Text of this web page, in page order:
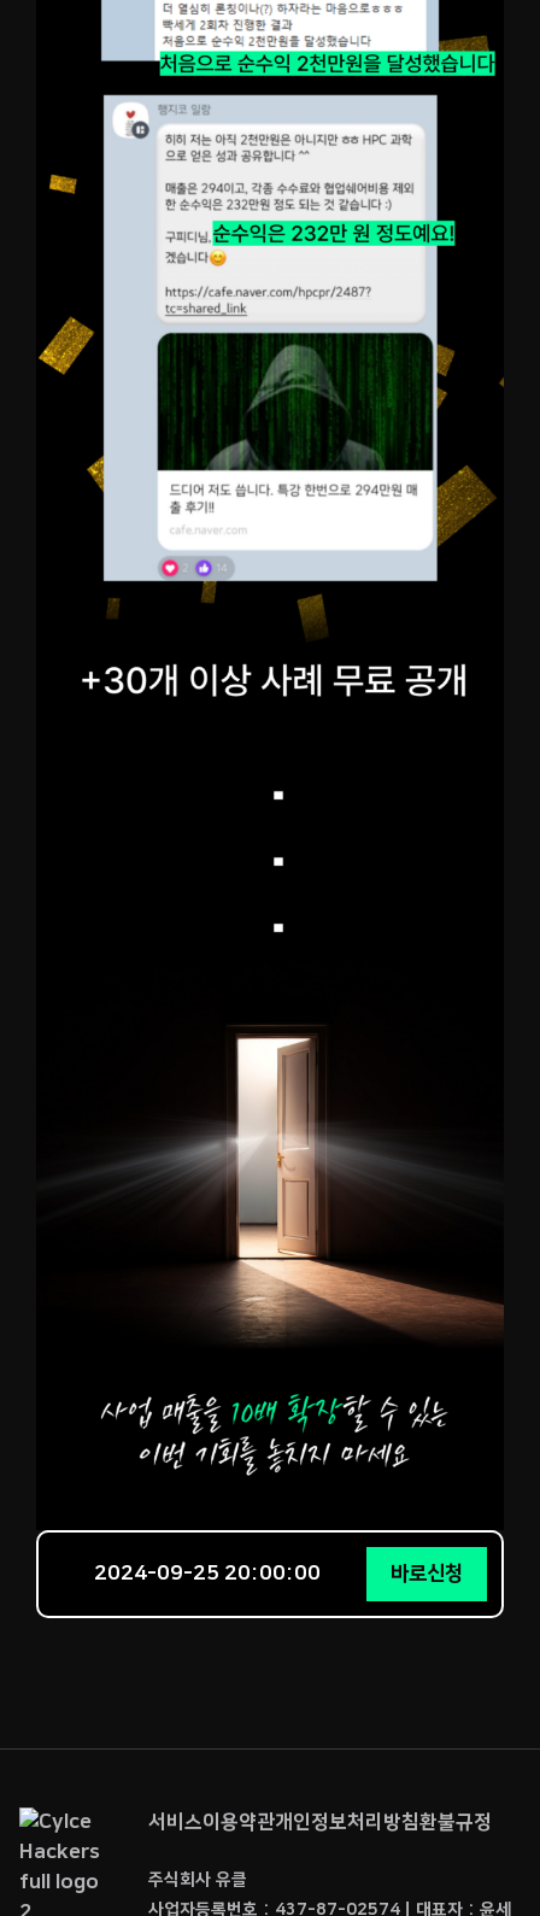
2024-09-25 20:00:00 바로신청
서비스이용약관개인정보처리방침환불규정
주식회사 유클
사업자등록번호 : 437-87-02574ㅣ대표자 : 윤세